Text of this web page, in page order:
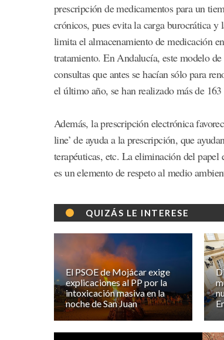
prescripción de medicamentos para un
crónicos, pues evita la carga burocrática
limita el almacenamiento de medicación
tratamiento. En Andalucía, este modelo
consultas que antes se hacían sólo para
el último año, se han realizado más de
Además, la prescripción electrónica
line’ de ayuda a la prescripción, que
terapéuticas, etc. La eliminación del
es un elemento de respeto al medio
QUIZÁS LE INTERESE
El PSOE de Mojácar exige
explicaciones al PP por la
intoxicación masiva en la
noche de San Juan